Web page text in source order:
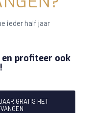
ieder half jaar
profiteer ook
GRATIS HET